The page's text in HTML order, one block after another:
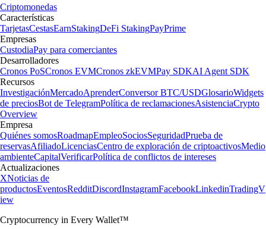
Criptomonedas
Características
TarjetasCestasEarnStakingDeFi StakingPayPrime
Empresas
CustodiaPay para comerciantes
Desarrolladores
Cronos PoSCronos EVMCronos zkEVMPay SDKAI Agent SDK
Recursos
InvestigaciónMercadoAprenderConversor BTC/USDGlosarioWidgets
de preciosBot de TelegramPolítica de reclamacionesAsistenciaCrypto
Overview
Empresa
Quiénes somosRoadmapEmpleoSociosSeguridadPrueba de
reservasAfiliadoLicenciasCentro de exploración de criptoactivosMedio
ambienteCapitalVerificarPolítica de conflictos de intereses
Actualizaciones
XNoticias de
productosEventosRedditDiscordInstagramFacebookLinkedinTradingV
iew
Cryptocurrency in Every Wallet™